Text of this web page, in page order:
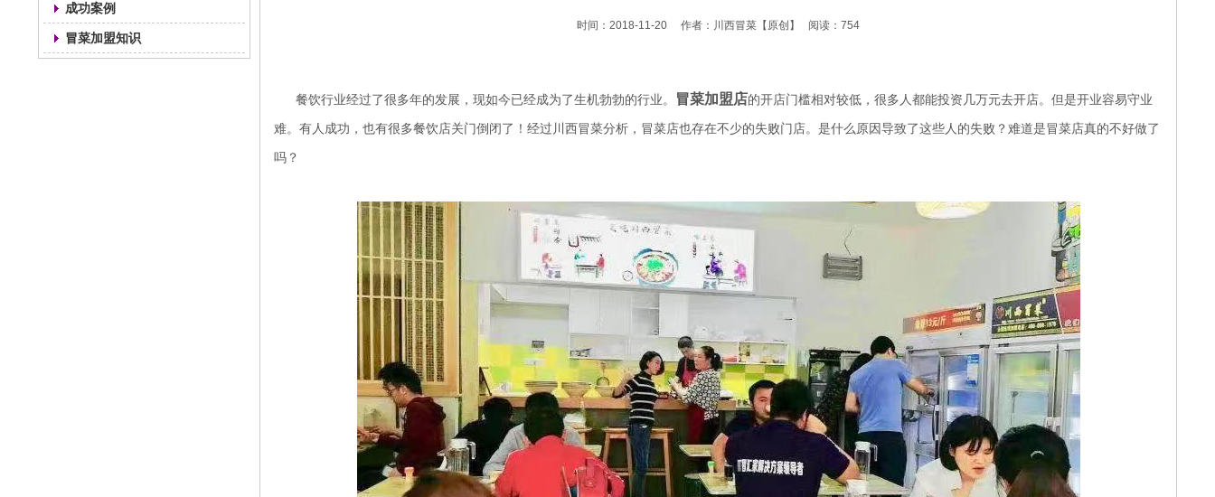
成功案例
冒菜加盟知识
时间：2018-11-20 作者：川西冒菜 【原创】 阅读：754
餐饮行业经过了很多年的发展，现如今已经成为了生机勃勃的行业。 冒菜加盟店的开店门槛相对较低，很多人都能投资几万元去开店。但是开业容易守业
难。有人成功，也有很多餐饮店关门倒闭了！经过川西冒菜分析，冒菜店也存在不少的失败门店。是什么原因导致了这些人的失败？难道是冒菜店真的不好做了
吗？